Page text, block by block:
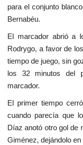
para el conjunto
Bernabéu.
El marcador abrió a
Rodrygo, a favor de
tiempo de juego, sin
los 32 minutos del
marcador.
El primer tiempo
cuando parecía que
Díaz anotó otro gol de
Giménez, dejándolo